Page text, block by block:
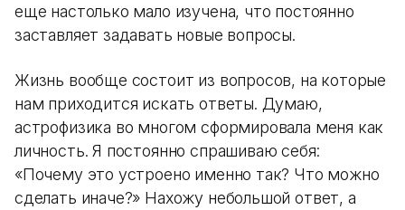
еще настолько мало изучена, что постоянно
заставляет задавать новые вопросы.
Жизнь вообще состоит из вопросов, на которые
нам приходится искать ответы. Думаю,
астрофизика во многом сформировала меня как
личность. Я постоянно спрашиваю себя:
«Почему это устроено именно так? Что можно
сделать иначе?» Нахожу небольшой ответ, а